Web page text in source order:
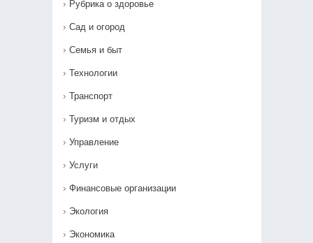
Рубрика о здоровье
Сад и огород
Семья и быт
Технологии
Транспорт
Туризм и отдых
Управление
Услуги
Финансовые организации
Экология
Экономика